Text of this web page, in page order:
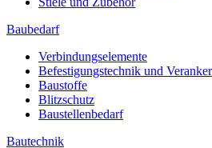
Baubedarf
Verbindungselemente
Befestigungstechnik und
Baustoffe
Blitzschutz
Baustellenbedarf
Bautechnik